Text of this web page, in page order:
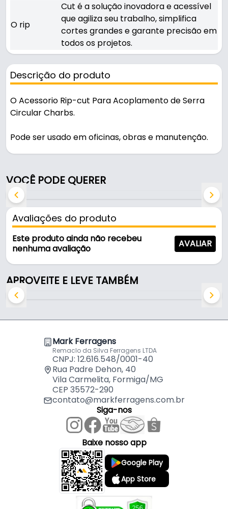
O rip
Cut é a solução inovadora e acessível
que agiliza seu trabalho, simplifica
cortes grandes e garante precisão em
todos os projetos.
Descrição do produto
O Acessorio Rip-cut Para Acoplamento de Serra
Circular Charbs.
Pode ser usado em oficinas, obras e manutenção.
- Marca: Charbs
- Modelo: CH00178
- Capacidade do corte: Até 61cm de largura
(610mm)
- Pode ser usado: Com a mão direita ou esquerda
- Referência: CH00178
- Dimensões da embalagem: 44 x 24 x 7 cm
agiliza seu trabalho, simplifica cortes grandes e
garante precisão em todos os projetos.
VOCÊ PODE QUERER
Avaliações do produto
Este produto ainda não recebeu
nenhuma avaliação
AVALIAR
APROVEITE E LEVE TAMBÉM
Mark Ferragens
Remaclo da Silva Ferragens LTDA
CNPJ: 12.616.548/0001-40
Rua Padre Dehon, 40
Vila Carmelita, Formiga/MG
CEP 35572-290
contato@markferragens.com.br
Siga-nos
Baixe nosso app
Google Play
App Store